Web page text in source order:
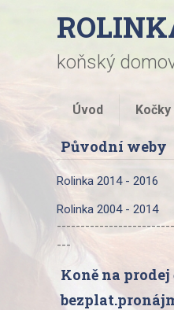
koňský
Úvod Kočky
Původní weby
Rolinka 2014 - 2016
Rolinka 2004 - 2014
---
Koně na prodej